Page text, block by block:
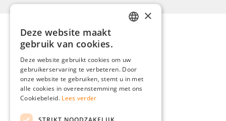
FRENCH
ITALIAN
×
Deze website maakt
gebruik van cookies.
Deze website gebruikt cookies om uw
gebruikerservaring te verbeteren. Door
onze website te gebruiken, stemt u in met
alle cookies in overeenstemming met ons
Cookiebeleid. Lees verder